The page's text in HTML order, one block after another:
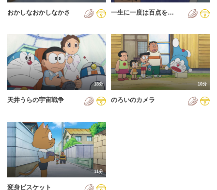
おかしなおかしなかさ 一生に一度は百点を…
18分
天井うらの宇宙戦争
10分
のろいのカメラ
11分
変身ビスケット